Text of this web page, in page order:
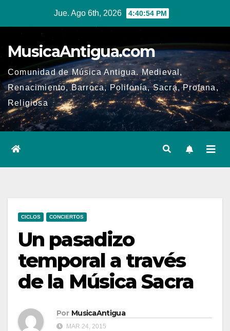
Jue. Ago 6th, 2026 4:40:54 PM
MusicaAntigua.com
Comunidad de Música Antigua. Medieval,
Renacimiento, Barroca, Polifonía, Sacra, Profana,
Religiosa
CICLOS CONCIERTOS
Un pasadizo
temporal a través
de la Música Sacra
Por MusicaAntigua
MAR 24, 2015